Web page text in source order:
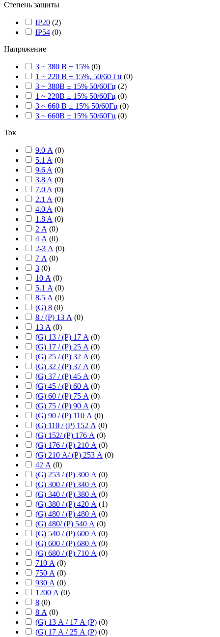
Степень защиты
IP20 (2)
IP54 (0)
Напряжение
3 ~ 380 В ± 15% (0)
1 ~ 220 В ± 15%, 50/60 Гц (0)
3 ~ 380В ± 15% 50/60Гц (2)
1 ~ 220В ± 15% 50/60Гц (0)
3 ~ 660 В ± 15% 50/60Гц (0)
3 ~ 660В ± 15% 50/60Гц (0)
Ток
9.0 А (0)
5.1 A (0)
9.6 A (0)
3.8 A (0)
7.0 A (0)
2.1 A (0)
4.0 A (0)
1.8 A (0)
2 А (0)
4 А (0)
2-3 А (0)
7 А (0)
3 (0)
10 А (0)
5.1 А (0)
8.5 А (0)
(G) 8 (0)
8 / (P) 13 А (0)
13 А (0)
(G) 13 / (P) 17 А (0)
(G) 17 / (P) 25 А (0)
(G) 25 / (P) 32 А (0)
(G) 32 / (P) 37 А (0)
(G) 37 / (P) 45 А (0)
(G) 45 / (P) 60 А (0)
(G) 60 / (P) 75 А (0)
(G) 75 / (P) 90 А (0)
(G) 90 / (P) 110 А (0)
(G) 110 / (P) 152 А (0)
(G) 152/ (P) 176 А (0)
(G) 176 / (P) 210 А (0)
(G) 210 А/ (P) 253 А (0)
42 А (0)
(G) 253 / (P) 300 А (0)
(G) 300 / (P) 340 А (0)
(G) 340 / (P) 380 А (0)
(G) 380 / (P) 420 А (1)
(G) 480 / (P) 480 А (0)
(G) 480/ (P) 540 А (0)
(G) 540 / (P) 600 А (0)
(G) 600 / (P) 680 А (0)
(G) 680 / (P) 710 А (0)
710 А (0)
750 А (0)
930 А (0)
1200 А (0)
8 (0)
8 А (0)
(G) 13 А / 17 А (P) (0)
(G) 17 А / 25 А (P) (0)